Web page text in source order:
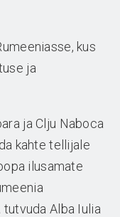
kus
ja
ja Clju Naboca
kahte tellijale
ilusamate
Alba Iulia